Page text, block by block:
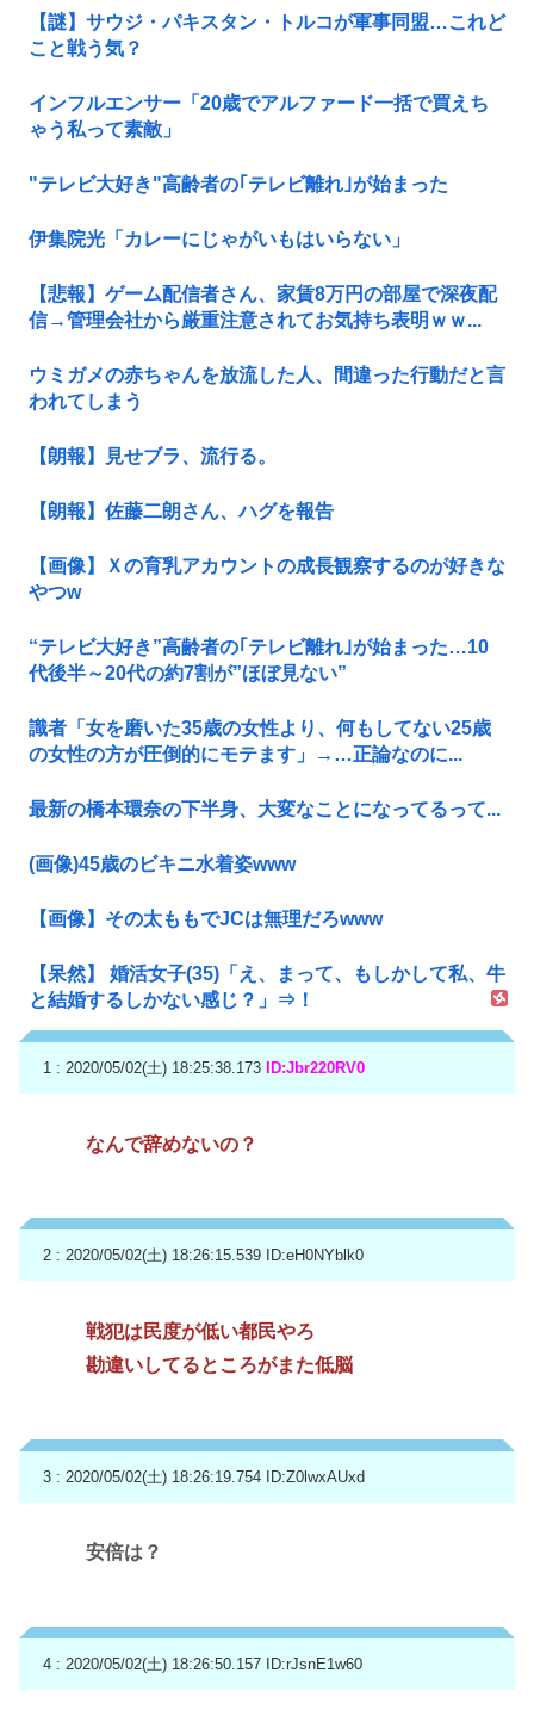
【謎】サウジ・パキスタン・トルコが軍事同盟…これど
こと戦う気？
インフルエンサー「20歳でアルファード一括で買えち
ゃう私って素敵」
"テレビ大好き"高齢者の｢テレビ離れ｣が始まった
伊集院光「カレーにじゃがいもはいらない」
【悲報】ゲーム配信者さん、家賃8万円の部屋で深夜配
信→管理会社から厳重注意されてお気持ち表明ｗｗ...
ウミガメの赤ちゃんを放流した人、間違った行動だと言
われてしまう
【朗報】見せブラ、流行る。
【朗報】佐藤二朗さん、ハグを報告
【画像】Ｘの育乳アカウントの成長観察するのが好きな
やつw
“テレビ大好き”高齢者の｢テレビ離れ｣が始まった…10
代後半～20代の約7割が”ほぼ見ない”
識者「女を磨いた35歳の女性より、何もしてない25歳
の女性の方が圧倒的にモテます」→…正論なのに...
最新の橋本環奈の下半身、大変なことになってるって...
(画像)45歳のビキニ水着姿www
【画像】その太ももでJCは無理だろwww
【呆然】 婚活女子(35)「え、まって、もしかして私、牛
と結婚するしかない感じ？」⇒！
1 : 2020/05/02(土) 18:25:38.173 ID:Jbr220RV0
なんで辞めないの？
2 : 2020/05/02(土) 18:26:15.539 ID:eH0NYblk0
戦犯は民度が低い都民やろ
勘違いしてるところがまた低脳
3 : 2020/05/02(土) 18:26:19.754 ID:Z0lwxAUxd
安倍は？
4 : 2020/05/02(土) 18:26:50.157 ID:rJsnE1w60